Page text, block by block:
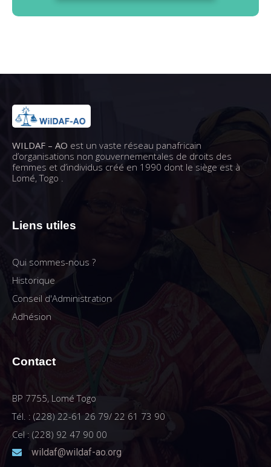
WILDAF – AO est un vaste réseau panafricain
d’organisations non gouvernementales de droits des
femmes et d’individus créé en 1990 dont le siège est à
Lomé, Togo .
Liens utiles
Qui sommes-nous ?
Historique
Conseil d'Administration
Adhésion
Contact
BP 7755, Lomé Togo
Tél. : (228) 22-61 26 79/ 22 61 73 90
Cel : (228) 92 47 90 00
wildaf@wildaf-ao.org